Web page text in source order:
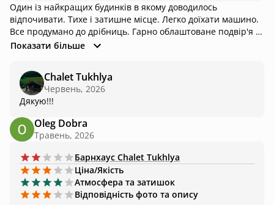
Один із найкращих будинків в якому доводилось
відпочивати. Тихе і затишне місце. Легко доїхати машино.
Все продумано до дрібниць. Гарно облаштоване подвір'я з
різними зонами відпочинку. Дуже приємні власники.
Показати більше
Chalet Tukhlya
Червень, 2026
Дякую!!!
Oleg Dobra
Травень, 2026
Барнхаус Chalet Tukhlya
Ціна/Якість
Атмосфера та затишок
Відповідність фото та опису